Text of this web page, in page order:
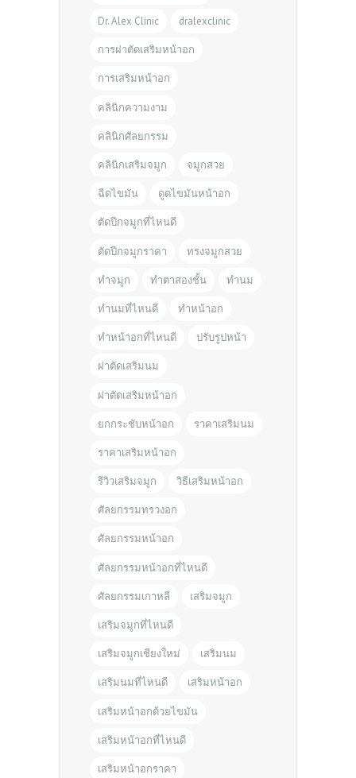
Dr. Alex Clinic dralexclinic
การผ่าตัดเสริมหน้าอก
การเสริมหน้าอก
คลินิกความงาม
คลินิกศัลยกรรม
คลินิกเสริมจมูก จมูกสวย
ฉีดไขมัน ดูดไขมันหน้าอก
ตัดปีกจมูกที่ไหนดี
ตัดปีกจมูกราคา ทรงจมูกสวย
ทำจมูก ทำตาสองชั้น ทำนม
ทำนมที่ไหนดี ทำหน้าอก
ทำหน้าอกที่ไหนดี ปรับรูปหน้า
ผ่าตัดเสริมนม
ผ่าตัดเสริมหน้าอก
ยกกระชับหน้าอก ราคาเสริมนม
ราคาเสริมหน้าอก
รีวิวเสริมจมูก วิธีเสริมหน้าอก
ศัลยกรรมทรวงอก
ศัลยกรรมหน้าอก
ศัลยกรรมหน้าอกที่ไหนดี
ศัลยกรรมเกาหลี เสริมจมูก
เสริมจมูกที่ไหนดี
เสริมจมูกเชียงใหม่ เสริมนม
เสริมนมที่ไหนดี เสริมหน้าอก
เสริมหน้าอกด้วยไขมัน
เสริมหน้าอกที่ไหนดี
เสริมหน้าอกราคา